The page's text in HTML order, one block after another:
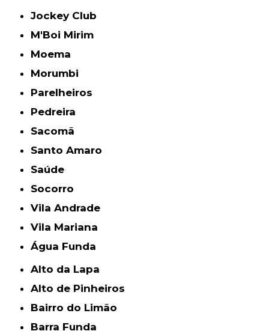
Jockey Club
M'Boi Mirim
Moema
Morumbi
Parelheiros
Pedreira
Sacomã
Santo Amaro
Saúde
Socorro
Vila Andrade
Vila Mariana
Água Funda
Alto da Lapa
Alto de Pinheiros
Bairro do Limão
Barra Funda